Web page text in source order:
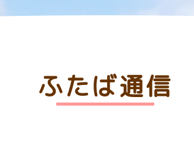
ふたば通信